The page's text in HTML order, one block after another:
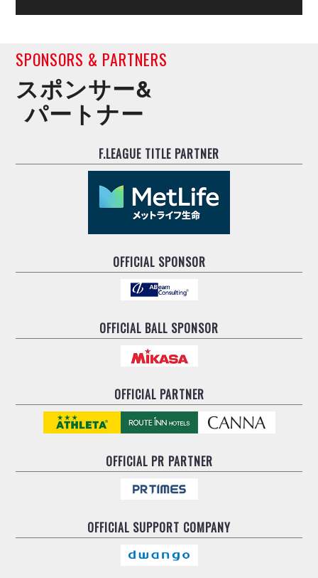
SPONSORS & PARTNERS
スポンサー&
パートナー
F.LEAGUE TITLE PARTNER
OFFICIAL SPONSOR
OFFICIAL BALL SPONSOR
OFFICIAL PARTNER
OFFICIALPR PARTNER
OFFICIAL SUPPORT COMPANY